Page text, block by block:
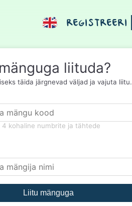
REGISTREERI
liituda?
täida järgnevad väljad ja vajuta liitu.
4 kohaline numbrite ja tähtede